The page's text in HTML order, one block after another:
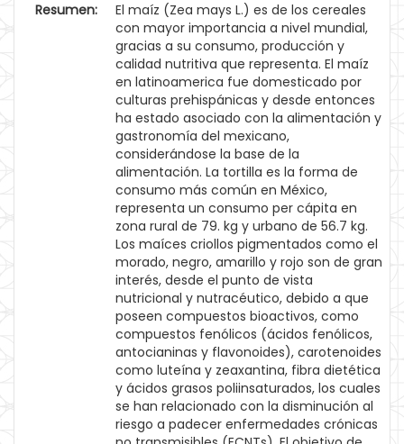
Resumen:
El maíz (Zea mays L.) es de los cereales
con mayor importancia a nivel mundial,
gracias a su consumo, producción y
calidad nutritiva que representa. El maíz
en latinoamerica fue domesticado por
culturas prehispánicas y desde entonces
ha estado asociado con la alimentación y
gastronomía del mexicano,
considerándose la base de la
alimentación. La tortilla es la forma de
consumo más común en México,
representa un consumo per cápita en
zona rural de 79. kg y urbano de 56.7 kg.
Los maíces criollos pigmentados como el
morado, negro, amarillo y rojo son de gran
interés, desde el punto de vista
nutricional y nutracéutico, debido a que
poseen compuestos bioactivos, como
compuestos fenólicos (ácidos fenólicos,
antocianinas y flavonoides), carotenoides
como luteína y zeaxantina, fibra dietética
y ácidos grasos poliinsaturados, los cuales
se han relacionado con la disminución al
riesgo a padecer enfermedades crónicas